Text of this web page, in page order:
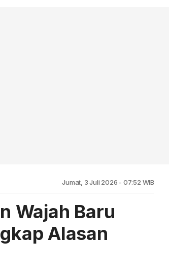
Jumat, 3 Juli 2026 - 07:52 WIB
Wajah Baru
Alasan